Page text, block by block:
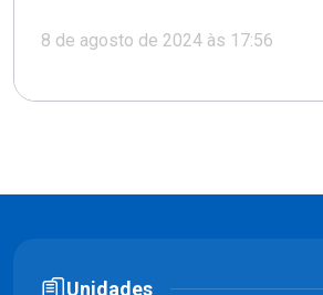
8 de agosto de 2024 às 17:56
Unidades